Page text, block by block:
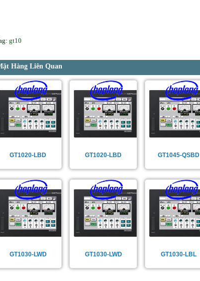
gt10
Hàng Liên Quan
GT1020-LBD GT1020-LBD GT1045-QSBD
GT1030-LWD GT1030-LWD GT1030-LBL